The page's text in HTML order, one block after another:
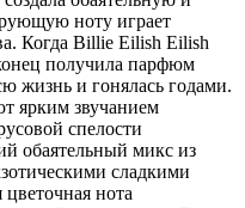
ноту играет
Когда Billie Eilish Eilish
получила парфюм
жизнь и гонялась годами.
ярким звучанием
спелости
обаятельный микс из
сладкими
нота